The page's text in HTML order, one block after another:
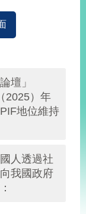
壇」
2025）年
地位維持
人透過社
我國政府